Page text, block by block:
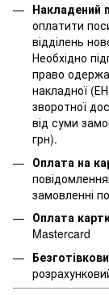
Накладений
оплатити
відділень
Необхідно
право
накладної
зворотної
від суми
грн).
Оплата на
замовленні
Оплата
Mastercard